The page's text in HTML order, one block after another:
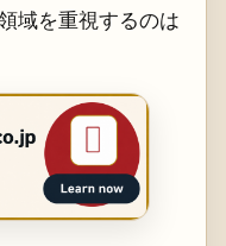
域を重視するのは